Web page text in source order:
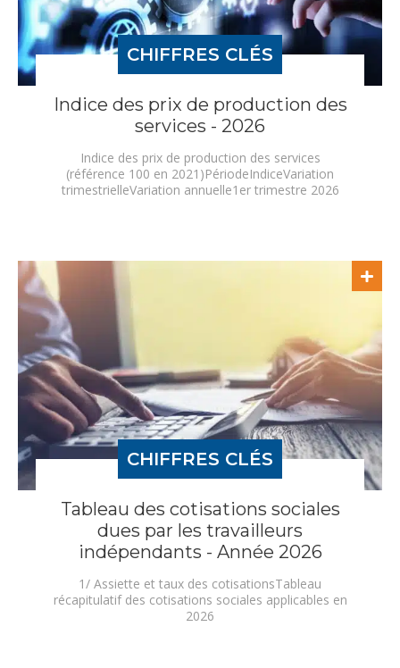
CHIFFRES CLÉS
Indice des prix de production des
services - 2026
Indice des prix de production des services
(référence 100 en 2021)PériodeIndiceVariation
trimestrielleVariation annuelle1er trimestre 2026
CHIFFRES CLÉS
Tableau des cotisations sociales
dues par les travailleurs
indépendants - Année 2026
1/ Assiette et taux des cotisationsTableau
récapitulatif des cotisations sociales applicables en
2026